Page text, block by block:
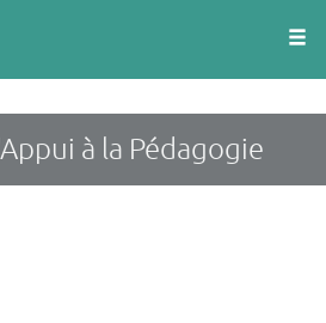
à la Pédagogie